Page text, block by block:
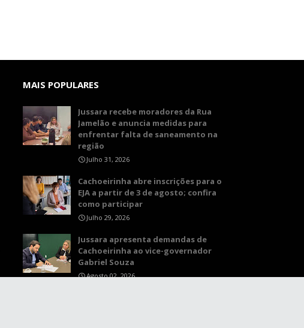
MAIS POPULARES
Jussara recebe moradores da Rua
Jamelão e anuncia medidas para
enfrentar falta de saneamento na
região
Julho 31, 2026
Cachoeirinha abre inscrições para o
EJA a partir de 3 de agosto; confira
como participar
Julho 29, 2026
Jussara apresenta demandas de
Cachoeirinha ao vice-governador
Gabriel Souza
Agosto 02, 2026